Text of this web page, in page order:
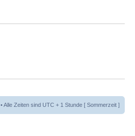
• Alle Zeiten sind UTC + 1 Stunde [ Sommerzeit ]